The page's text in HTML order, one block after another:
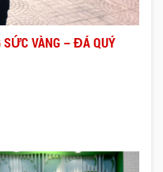
VÀNG – ĐÁ QUÝ